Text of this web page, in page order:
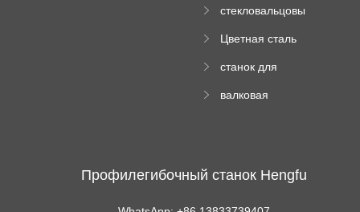
станок
стекловальцовы
Цветная сталь
машина
станок для
трапециевидных
валковая
Профилегибочный станок Hengfu